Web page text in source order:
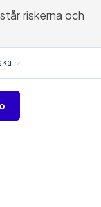
riskerna och